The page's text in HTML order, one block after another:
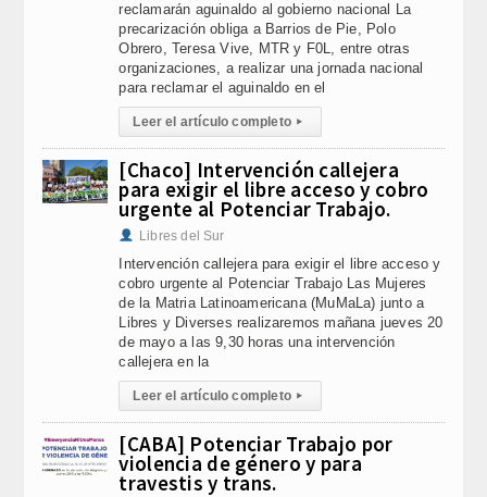
reclamarán aguinaldo al gobierno nacional La
precarización obliga a Barrios de Pie, Polo
Obrero, Teresa Vive, MTR y F0L, entre otras
organizaciones, a realizar una jornada nacional
para reclamar el aguinaldo en el
Leer el artículo completo ▸
[Chaco] Intervención callejera
para exigir el libre acceso y cobro
urgente al Potenciar Trabajo.
Libres del Sur
Intervención callejera para exigir el libre acceso y
cobro urgente al Potenciar Trabajo Las Mujeres
de la Matria Latinoamericana (MuMaLa) junto a
Libres y Diverses realizaremos mañana jueves 20
de mayo a las 9,30 horas una intervención
callejera en la
Leer el artículo completo ▸
[CABA] Potenciar Trabajo por
violencia de género y para
travestis y trans.